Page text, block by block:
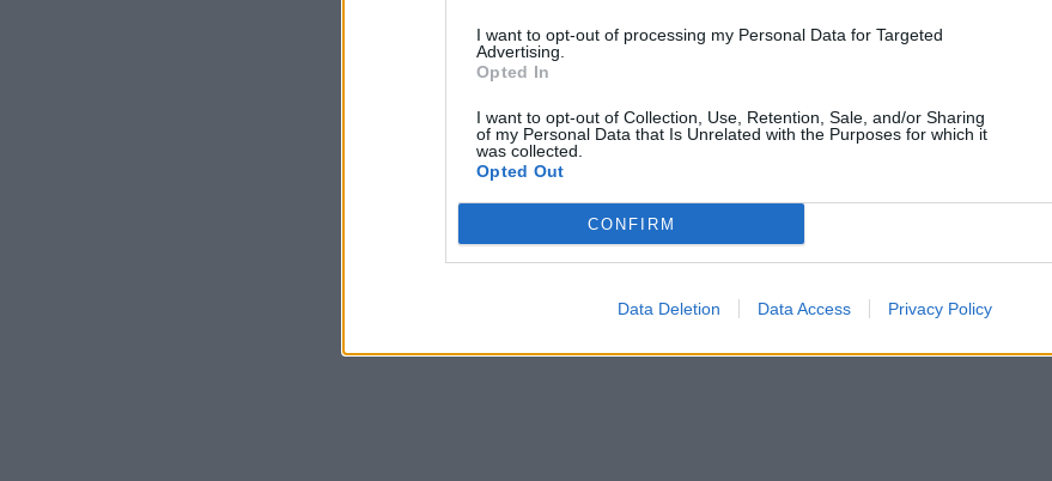
I want to opt-out of processing my Personal Data for Targeted
Advertising.
Opted In
I want to opt-out of Collection, Use, Retention, Sale, and/or Sharing
of my Personal Data that Is Unrelated with the Purposes for which it
was collected.
Opted Out
CONFIRM
Data Deletion Data Access Privacy Policy